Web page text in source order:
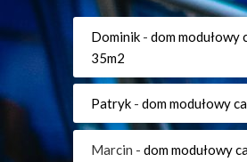
Dominik -dom modułowy
35m2
Patryk -dom modułowy
Marcin -dom modułowy